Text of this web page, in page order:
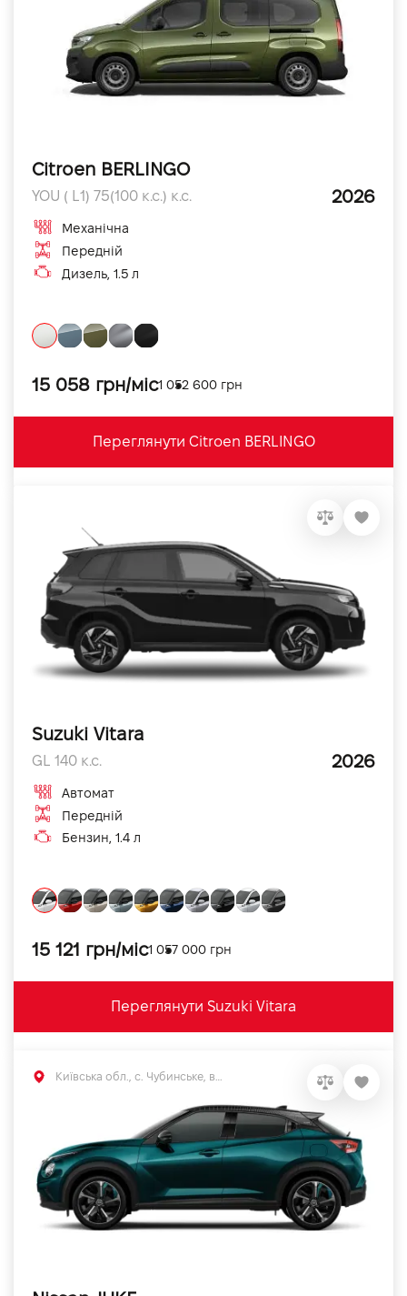
Citroen BERLINGO
YOU ( L1) 75(100 к.с.) к.с. 2026
Механічна
Передній
Дизель, 1.5 л
15 058 грн/міс1 052 600 грн
Переглянути Citroen BERLINGO
Suzuki Vitara
GL 140 к.с. 2026
Автомат
Передній
Бензин, 1.4 л
15 121 грн/міс1 057 000 грн
Переглянути Suzuki Vitara